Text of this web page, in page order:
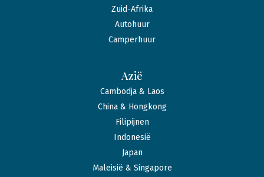
Zuid-Afrika
Autohuur
Camperhuur
Azië
Cambodja & Laos
China & Hongkong
Filipijnen
Indonesië
Japan
Maleisië & Singapore